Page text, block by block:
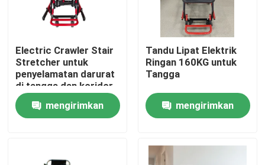
Rumah
Produk
Video
Tentang Kami
Electric Crawler Stair
Stretcher untuk
penyelamatan darurat
di tangga dan koridor
mengirimkan
Tandu Lipat Elektrik
Ringan 160KG untuk
Tangga
mengirimkan